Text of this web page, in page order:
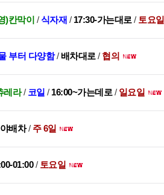
)칸막이 /식자재 / 17:30-가는대로 / 토요일
부터 다양함/배차대로 / 협의
레라/ 코일 / 16:00~가는데로 / 일요일
배차/ 주 6일
01:00/ 토요일